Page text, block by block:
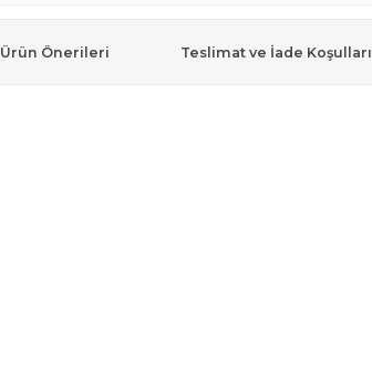
Ürün Önerileri Teslimat ve İade Koşulları